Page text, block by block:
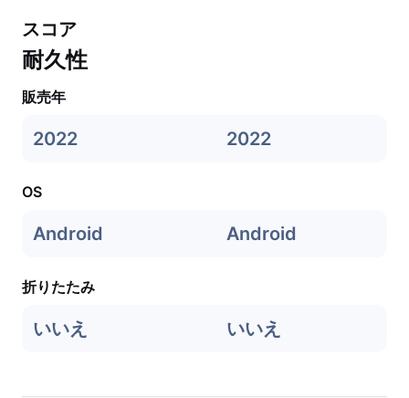
スコア
耐久性
販売年
2022 2022
OS
Android Android
折りたたみ
いいえ いいえ